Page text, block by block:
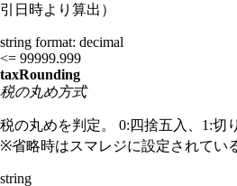
引日時より算出）
string format: decimal
<= 99999.999
taxRounding
税の丸め方式
税の丸めを判定。 0:四捨五入、1:切
※省略時はスマレジに設定されてい
string